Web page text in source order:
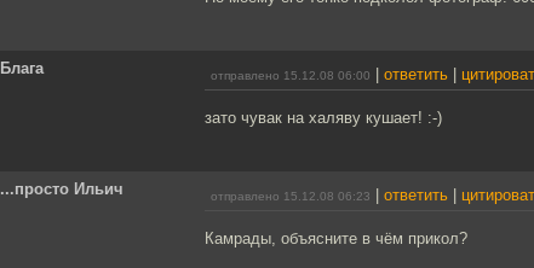
Блага отправлено 15.12.08 06:00 ответить
зато чувак на халяву кушает! :-)
...просто Ильич отправлено 15.12.08 06:23 ответить
Камрады, объясните в чём прикол?